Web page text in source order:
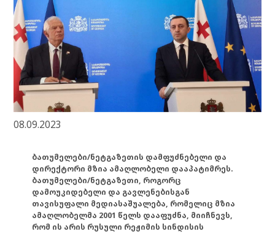
08.09.2023
ბათუმელები/ნეტგაზეთის დამფუძნებელი და
დირექტორი მზია ამაღლობელი დააპატიმრეს.
ბათუმელები/ნეტგაზეთი, როგორც
დამოუკიდებელი და გავლენებისგან
თავისუფალი მედიასაშუალება, რომელიც მზია
ამაღლობელმა 2001 წელს დააფუძნა, მიიჩნევს,
რომ ის არის რუსული რეჟიმის სინდისის